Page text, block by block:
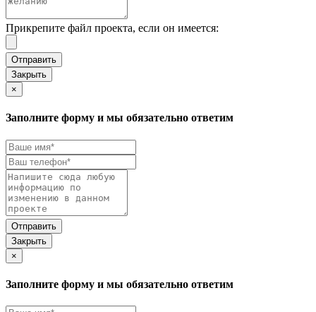
Прикрепите файл проекта, если он имеется:
Закрыть
×
Заполните форму и мы обязательно ответим
Закрыть
×
Заполните форму и мы обязательно ответим